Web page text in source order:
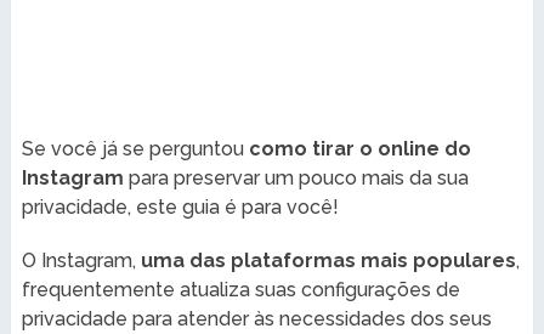
Se você já se perguntou como tirar o online do
Instagram para preservar um pouco mais da sua
privacidade, este guia é para você!
O Instagram, uma das plataformas mais populares,
frequentemente atualiza suas configurações de
privacidade para atender às necessidades dos seus